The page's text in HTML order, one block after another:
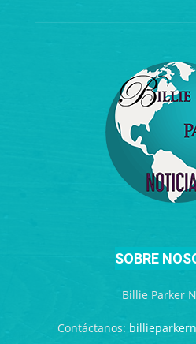
SOBRE
Billie Parker
Contáctanos: